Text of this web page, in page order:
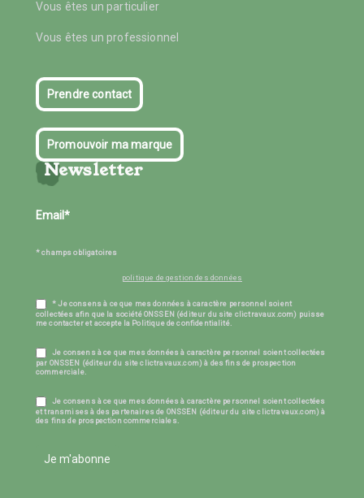
Vous êtes un particulier
Vous êtes un professionnel
Prendre contact
Promouvoir ma marque
Newsletter
* champs obligatoires
politique de gestion des données
* Je consens à ce que mes données à caractère personnel soient
collectées afin que la société ONSSEN (éditeur du site clictravaux.com) puisse
me contacter et accepte la Politique de confidentialité.
Je consens à ce que mes données à caractère personnel soient collectées
par ONSSEN (éditeur du site clictravaux.com) à des fins de prospection
commerciale.
Je consens à ce que mes données à caractère personnel soient collectées
et transmises à des partenaires de ONSSEN (éditeur du site clictravaux.com) à
des fins de prospection commerciales.
Je m'abonne